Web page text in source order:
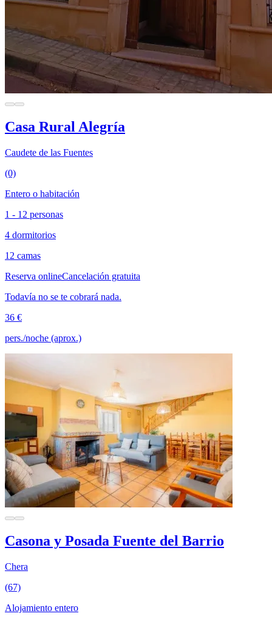
Casa Rural Alegría
Caudete de las Fuentes
(0)
Entero o habitación
1 - 12 personas
4 dormitorios
12 camas
Reserva onlineCancelación gratuita
Todavía no se te cobrará nada.
36 €
pers./noche (aprox.)
Casona y Posada Fuente del Barrio
Chera
(67)
Alojamiento entero